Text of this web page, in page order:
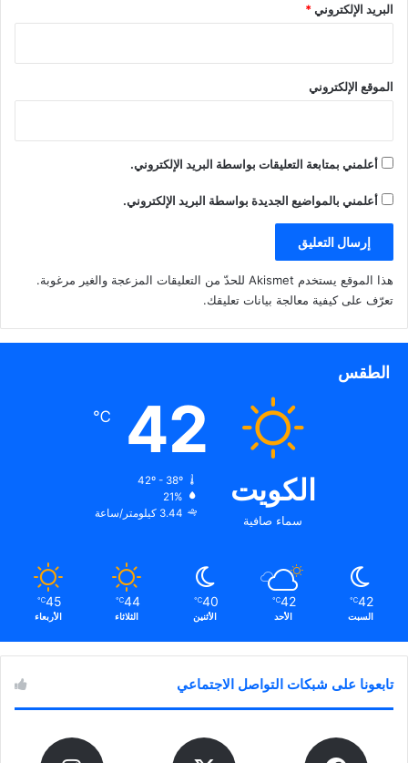
ي
ن
ذ
د
ي
)
ة
ي
ذ
د
)
التجارية غير المرخصة في
منطقتي تيماء والصليبية
البريد الإلكتروني*
الموقع الإلكتروني
أعلمني بمتابعة التعليقات بواسطة البريد الإلكتروني.
أعلمني بالمواضيع الجديدة بواسطة البريد الإلكتروني.
هذا الموقع يستخدم Akismet للحدّ من التعليقات المزعجة والغير مرغوبة.
تعرّف على كيفية معالجة بيانات تعليقك.
الطقس
الكويت
سماء صافية
42
℃
42º - 38º
21%
3.44 كيلومتر/ساعة
42
℃
السبت
42
℃
الأحد
40
℃
الأثنين
44
℃
الثلاثاء
45
℃
الأربعاء
تابعونا على شبكات التواصل الاجتماعي